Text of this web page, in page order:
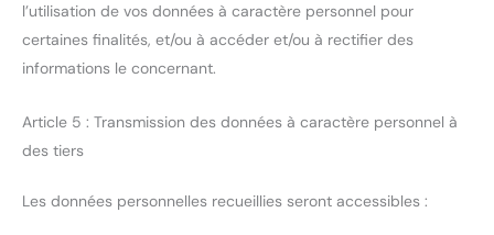
l’utilisation de vos données à caractère personnel pour
certaines finalités, et/ou à accéder et/ou à rectifier des
informations le concernant.
Article 5 : Transmission des données à caractère personnel à
des tiers
Les données personnelles recueillies seront accessibles :